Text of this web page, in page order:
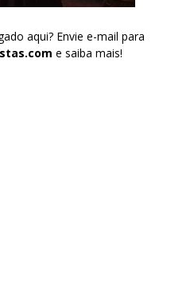
aqui? Envie e-mail para
e saiba mais!